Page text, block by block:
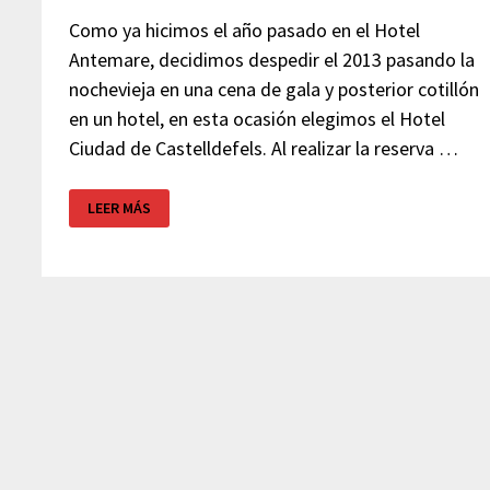
Como ya hicimos el año pasado en el Hotel
Antemare, decidimos despedir el 2013 pasando la
nochevieja en una cena de gala y posterior cotillón
en un hotel, en esta ocasión elegimos el Hotel
Ciudad de Castelldefels. Al realizar la reserva …
CENA
DE
FIN
LEER MÁS